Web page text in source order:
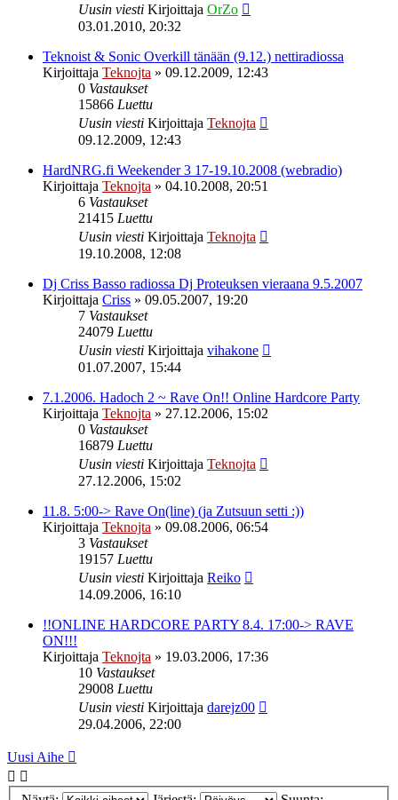
Uusin viesti Kirjoittaja OrZo
03.01.2010, 20:32
Teknoist & Sonic Overkill tänään (9.12.) nettiradiossa
Kirjoittaja Teknojta » 09.12.2009, 12:43
0 Vastaukset
15866 Luettu
Uusin viesti Kirjoittaja Teknojta
09.12.2009, 12:43
HardNRG.fi Weekender 3 17-19.10.2008 (webradio)
Kirjoittaja Teknojta » 04.10.2008, 20:51
6 Vastaukset
21415 Luettu
Uusin viesti Kirjoittaja Teknojta
19.10.2008, 12:08
Dj Criss Basso radiossa Dj Proteuksen vieraana 9.5.2007
Kirjoittaja Criss » 09.05.2007, 19:20
7 Vastaukset
24079 Luettu
Uusin viesti Kirjoittaja vihakone
01.07.2007, 15:44
7.1.2006. Hadoch 2 ~ Rave On!! Online Hardcore Party
Kirjoittaja Teknojta » 27.12.2006, 15:02
0 Vastaukset
16879 Luettu
Uusin viesti Kirjoittaja Teknojta
27.12.2006, 15:02
11.8. 5:00-> Rave On(line) (ja Zutsuun setti :))
Kirjoittaja Teknojta » 09.08.2006, 06:54
3 Vastaukset
19157 Luettu
Uusin viesti Kirjoittaja Reiko
14.09.2006, 16:10
!!ONLINE HARDCORE PARTY 8.4. 17:00-> RAVE
ON!!!
Kirjoittaja Teknojta » 19.03.2006, 17:36
10 Vastaukset
29008 Luettu
Uusin viesti Kirjoittaja darejz00
29.04.2006, 22:00
Uusi Aihe